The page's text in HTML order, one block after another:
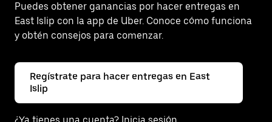
Puedes obtener ganancias por hacer entregas en
East Islip con la app de Uber. Conoce cómo funciona
y obtén consejos para comenzar.
Regístrate para hacer entregas en East
Islip